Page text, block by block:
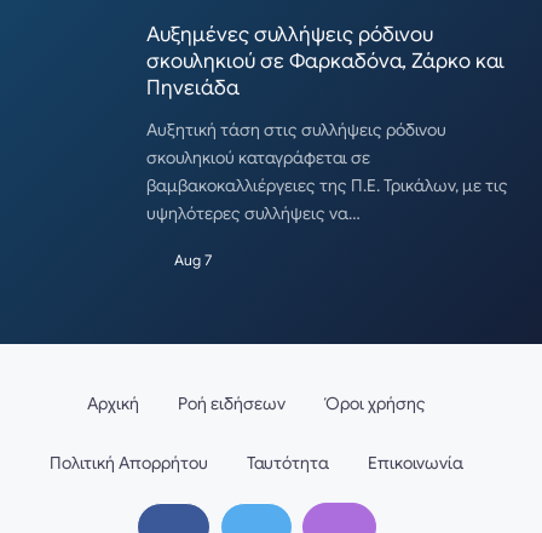
Αυξημένες συλλήψεις ρόδινου
σκουληκιού σε Φαρκαδόνα, Ζάρκο και
Πηνειάδα
Αυξητική τάση στις συλλήψεις ρόδινου
σκουληκιού καταγράφεται σε
βαμβακοκαλλιέργειες της Π.Ε. Τρικάλων, με τις
υψηλότερες συλλήψεις να…
Aug 7
Αρχική Ροή ειδήσεων Όροι χρήσης
Πολιτική Απορρήτου Ταυτότητα Επικοινωνία